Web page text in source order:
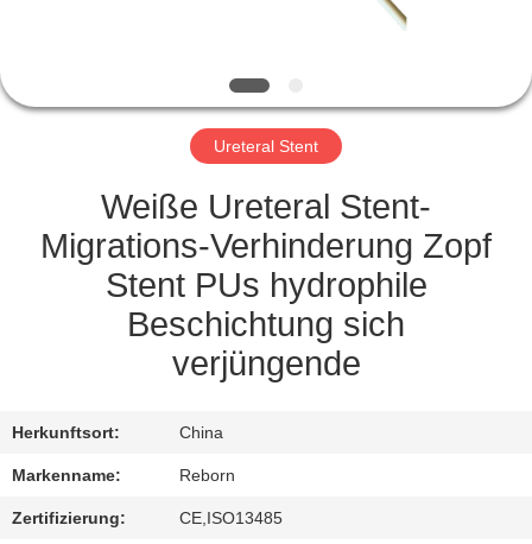
SIE
MIT
VERBINDUNG
FORDERN
ZITAT
SITEMAP
Ureteral Stent
Weiße Ureteral Stent-
Migrations-Verhinderung Zopf
Stent PUs hydrophile
Beschichtung sich
verjüngende
Herkunftsort: China
Markenname: Reborn
Zertifizierung: CE,ISO13485